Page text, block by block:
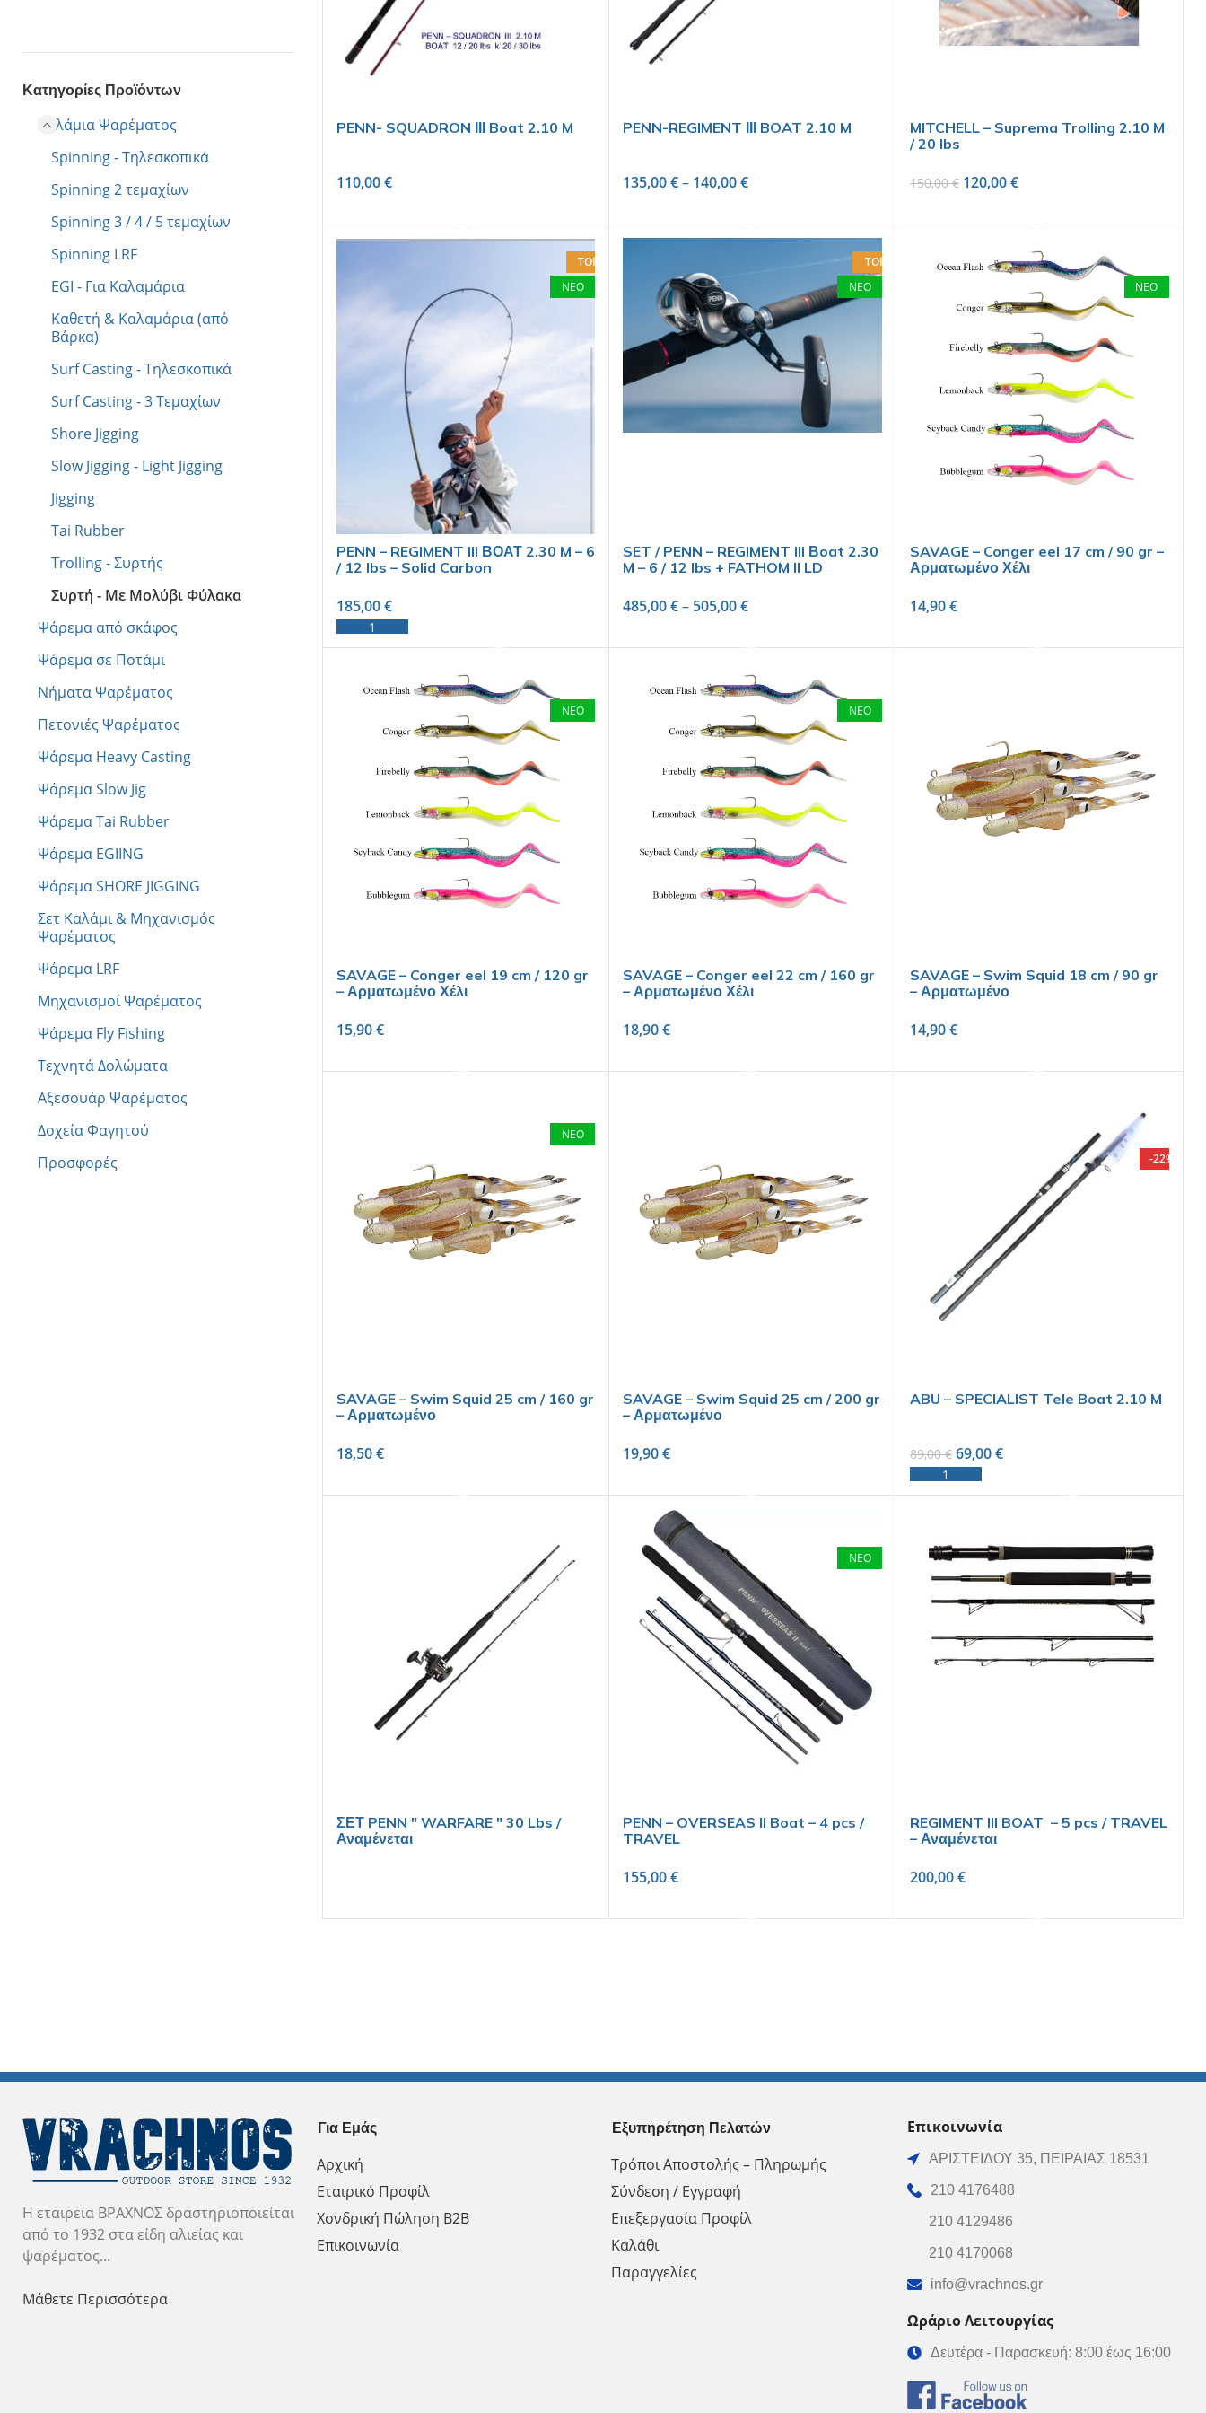
Κατηγορίες Προϊόντων
Καλάμια Ψαρέματος
Spinning - Τηλεσκοπικά
Spinning 2 τεμαχίων
Spinning 3 / 4 / 5 τεμαχίων
Spinning LRF
EGI - Για Καλαμάρια
Καθετή & Καλαμάρια (από
Βάρκα)
Surf Casting - Τηλεσκοπικά
Surf Casting - 3 Tεμαχίων
Shore Jigging
Slow Jigging - Light Jigging
Jigging
Tai Rubber
Trolling - Συρτής
Συρτή - Με Μολύβι Φύλακα
Ψάρεμα από σκάφος
Ψάρεμα σε Ποτάμι
Νήματα Ψαρέματος
Πετονιές Ψαρέματος
Ψάρεμα Heavy Casting
Ψάρεμα Slow Jig
Ψάρεμα Tai Rubber
Ψάρεμα EGIING
Ψάρεμα SHORE JIGGING
Σετ Καλάμι & Μηχανισμός
Ψαρέματος
Ψάρεμα LRF
Μηχανισμοί Ψαρέματος
Ψάρεμα Fly Fishing
Τεχνητά Δολώματα
Αξεσουάρ Ψαρέματος
Δοχεία Φαγητού
Προσφορές
PENN- SQUADRON ΙΙΙ Boat 2.10 M
110,00€
PENN-REGIMENT ΙΙΙ BOAT 2.10 M
135,00€– 140,00€
MITCHELL – Suprema Trolling 2.10 M
/ 20 lbs
150,00€ 120,00€
TOP
ΝΕΟ
PENN – REGIMENT III ΒΟΑΤ 2.30 M – 6
/ 12 lbs – Solid Carbon
185,00€
TOP
ΝΕΟ
SET / PENN – REGIMENT III Βoat 2.30
M – 6 / 12 lbs + FATHOM II LD
485,00€– 505,00€
ΝΕΟ
SAVAGE – Conger eel 17 cm / 90 gr –
Αρματωμένο Χέλι
14,90€
ΝΕΟ
SAVAGE – Conger eel 19 cm / 120 gr
– Αρματωμένο Χέλι
15,90€
ΝΕΟ
SAVAGE – Conger eel 22 cm / 160 gr
– Αρματωμένο Χέλι
18,90€
SAVAGE – Swim Squid 18 cm / 90 gr
– Αρματωμένο
14,90€
ΝΕΟ
SAVAGE – Swim Squid 25 cm / 160 gr
– Αρματωμένο
18,50€
SAVAGE – Swim Squid 25 cm / 200 gr
– Αρματωμένο
19,90€
-22%
ABU – SPECIALIST Tele Boat 2.10 M
89,00€ 69,00€
ΣΕΤ PENN " WARFARE " 30 Lbs /
Αναμένεται
ΝΕΟ
PENN – OVERSEAS II Boat – 4 pcs /
TRAVEL
155,00€
REGIMENT III BOAT – 5 pcs / TRAVEL
– Αναμένεται
200,00€
Η εταιρεία ΒΡΑΧΝΟΣ δραστηριοποιείται
από το 1932 στα είδη αλιείας και
ψαρέματος...
Μάθετε Περισσότερα
Για Εμάς
Αρχική
Εταιρικό Προφίλ
Χονδρική Πώληση Β2Β
Επικοινωνία
Εξυπηρέτηση Πελατών
Τρόποι Αποστολής – Πληρωμής
Σύνδεση / Εγγραφή
Επεξεργασία Προφίλ
Καλάθι
Παραγγελίες
Επικοινωνία
ΑΡΙΣΤΕΙΔΟΥ 35, ΠΕΙΡΑΙΑΣ 18531
210 4176488
210 4129486
210 4170068
info@vrachnos.gr
Ωράριο Λειτουργίας
Δευτέρα - Παρασκευή: 8:00 έως 16:00